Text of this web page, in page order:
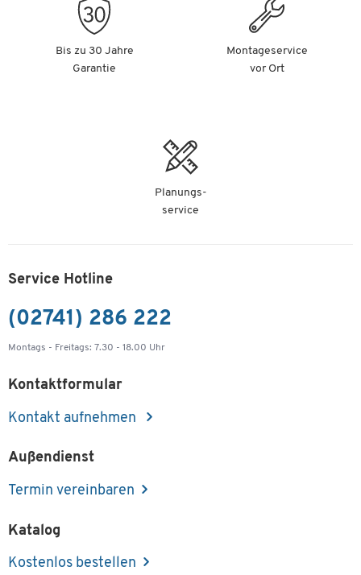
Bis zu 30 Jahre
Garantie
Montageservice
vor Ort
Planungs-
service
Service Hotline
(02741) 286 222
Montags - Freitags: 7.30 - 18.00 Uhr
Kontaktformular
Kontakt aufnehmen
Außendienst
Termin vereinbaren
Katalog
Kostenlos bestellen